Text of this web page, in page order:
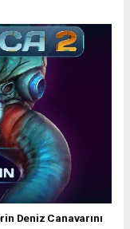
Deniz Canavarını